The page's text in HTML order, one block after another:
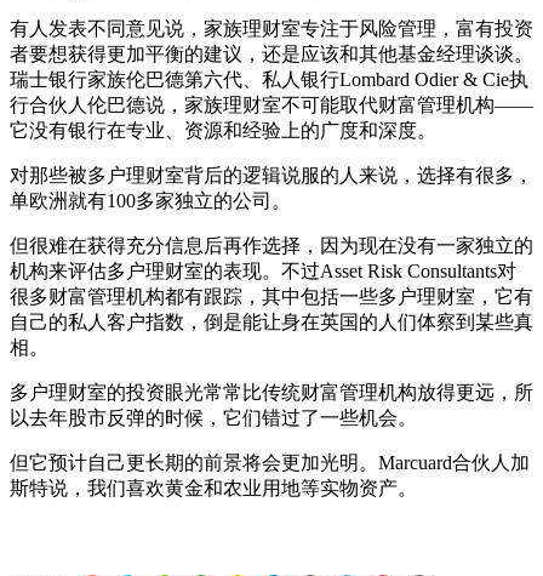
有人发表不同意见说，家族理财室专注于风险管理，富有投资
者要想获得更加平衡的建议，还是应该和其他基金经理谈谈。
瑞士银行家族伦巴德第六代、私人银行Lombard Odier & Cie执
行合伙人伦巴德说，家族理财室不可能取代财富管理机构——
它没有银行在专业、资源和经验上的广度和深度。
对那些被多户理财室背后的逻辑说服的人来说，选择有很多，
单欧洲就有100多家独立的公司。
但很难在获得充分信息后再作选择，因为现在没有一家独立的
机构来评估多户理财室的表现。不过Asset Risk Consultants对
很多财富管理机构都有跟踪，其中包括一些多户理财室，它有
自己的私人客户指数，倒是能让身在英国的人们体察到某些真
相。
多户理财室的投资眼光常常比传统财富管理机构放得更远，所
以去年股市反弹的时候，它们错过了一些机会。
但它预计自己更长期的前景将会更加光明。Marcuard合伙人加
斯特说，我们喜欢黄金和农业用地等实物资产。